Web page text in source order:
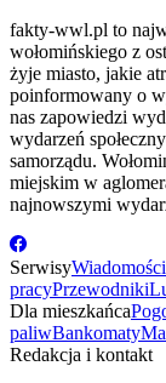
fakty-wwl.pl to
wołomińskiego z
żyje miasto, jakie
poinformowany o
nas zapowiedzi
wydarzeń
samorządu.
miejskim w
najnowszymi
SerwisyWiadomości
pracyPrzewodniki
Dla mieszkańca
paliwBankomaty
Redakcja i kontakt